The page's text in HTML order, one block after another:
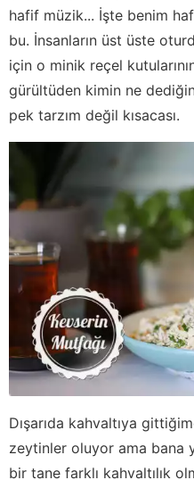
hafif müzik... İşte benim
bu. İnsanların üst üste
için o minik reçel
gürültüden kimin ne
pek tarzım değil kısacası.
Dışarıda kahvaltıya
zeytinler oluyor ama bana
bir tane farklı kahvaltılık